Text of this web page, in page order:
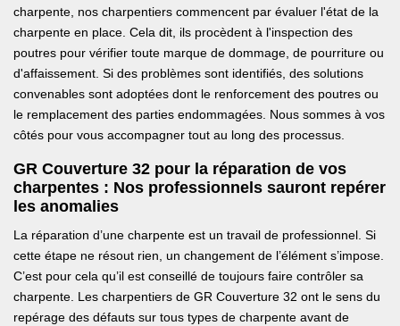
charpente, nos charpentiers commencent par évaluer l'état de la
charpente en place. Cela dit, ils procèdent à l'inspection des
poutres pour vérifier toute marque de dommage, de pourriture ou
d'affaissement. Si des problèmes sont identifiés, des solutions
convenables sont adoptées dont le renforcement des poutres ou
le remplacement des parties endommagées. Nous sommes à vos
côtés pour vous accompagner tout au long des processus.
GR Couverture 32 pour la réparation de vos
charpentes : Nos professionnels sauront repérer
les anomalies
La réparation d’une charpente est un travail de professionnel. Si
cette étape ne résout rien, un changement de l’élément s’impose.
C’est pour cela qu’il est conseillé de toujours faire contrôler sa
charpente. Les charpentiers de GR Couverture 32 ont le sens du
repérage des défauts sur tous types de charpente avant de